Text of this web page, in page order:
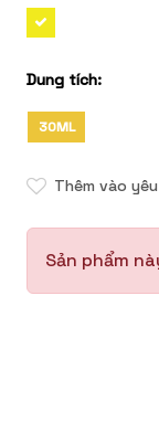
Dung tích:
30ML
Thêm vào
Sản phẩm